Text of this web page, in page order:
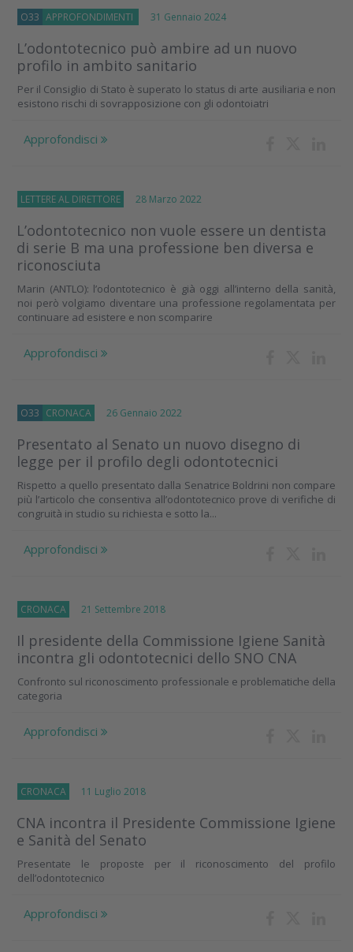
O33 APPROFONDIMENTI 31 Gennaio 2024
L’odontotecnico può ambire ad un nuovo
profilo in ambito sanitario
Per il Consiglio di Stato è superato lo status di arte ausiliaria e non
esistono rischi di sovrapposizione con gli odontoiatri
Approfondisci
LETTERE AL DIRETTORE 28 Marzo 2022
L’odontotecnico non vuole essere un dentista
di serie B ma una professione ben diversa e
riconosciuta
Marin (ANTLO): l’odontotecnico è già oggi all’interno della sanità,
noi però volgiamo diventare una professione regolamentata per
continuare ad esistere e non scomparire
Approfondisci
O33 CRONACA 26 Gennaio 2022
Presentato al Senato un nuovo disegno di
legge per il profilo degli odontotecnici
Rispetto a quello presentato dalla Senatrice Boldrini non compare
più l’articolo che consentiva all’odontotecnico prove di verifiche di
congruità in studio su richiesta e sotto la...
Approfondisci
CRONACA 21 Settembre 2018
Il presidente della Commissione Igiene Sanità
incontra gli odontotecnici dello SNO CNA
Confronto sul riconoscimento professionale e problematiche della
categoria
Approfondisci
CRONACA 11 Luglio 2018
CNA incontra il Presidente Commissione Igiene
e Sanità del Senato
Presentate le proposte per il riconoscimento del profilo
dell’odontotecnico
Approfondisci